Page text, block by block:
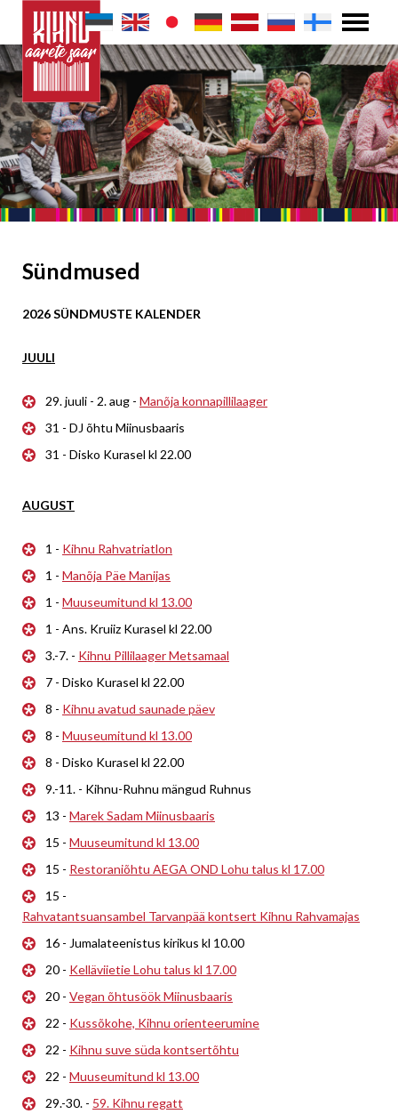
Sündmused
2026 SÜNDMUSTE KALENDER
JUULI
29. juuli - 2. aug - Manõja konnapillilaager
31 - DJ õhtu Miinusbaaris
31 - Disko Kurasel kl 22.00
AUGUST
1 - Kihnu Rahvatriatlon
1 - Manõja Päe Manijas
1 - Muuseumitund kl 13.00
1 - Ans. Kruiiz Kurasel kl 22.00
3.-7. - Kihnu Pillilaager Metsamaal
7 - Disko Kurasel kl 22.00
8 - Kihnu avatud saunade päev
8 - Muuseumitund kl 13.00
8 - Disko Kurasel kl 22.00
9.-11. - Kihnu-Ruhnu mängud Ruhnus
13 - Marek Sadam Miinusbaaris
15 - Muuseumitund kl 13.00
15 - Restoraniõhtu AEGA OND Lohu talus kl 17.00
15 -
Rahvatantsuansambel Tarvanpää kontsert Kihnu Rahvamajas
16 - Jumalateenistus kirikus kl 10.00
20 - Kelläviietie Lohu talus kl 17.00
20 - Vegan õhtusöök Miinusbaaris
22 - Kussõkohe, Kihnu orienteerumine
22 - Kihnu suve süda kontsertõhtu
22 - Muuseumitund kl 13.00
29.-30. - 59. Kihnu regatt